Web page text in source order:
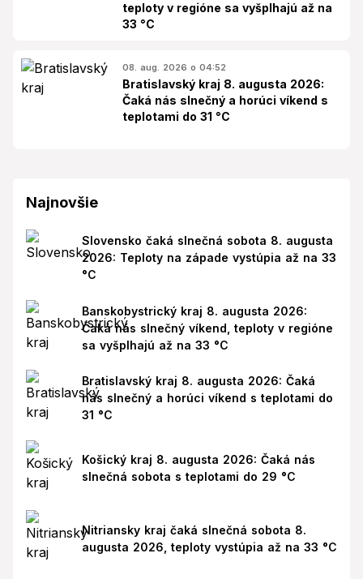
teploty v regióne sa vyšplhajú až na
33 °C
08. aug. 2026 o 04:52
Bratislavský kraj 8. augusta 2026:
Čaká nás slnečný a horúci víkend s
teplotami do 31 °C
Najnovšie
Slovensko čaká slnečná sobota 8. augusta
2026: Teploty na západe vystúpia až na 33
°C
Banskobystrický kraj 8. augusta 2026:
Čaká nás slnečný víkend, teploty v regióne
sa vyšplhajú až na 33 °C
Bratislavský kraj 8. augusta 2026: Čaká
nás slnečný a horúci víkend s teplotami do
31 °C
Košický kraj 8. augusta 2026: Čaká nás
slnečná sobota s teplotami do 29 °C
Nitriansky kraj čaká slnečná sobota 8.
augusta 2026, teploty vystúpia až na 33 °C